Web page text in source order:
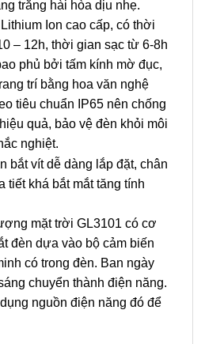
trắng hài hòa dịu nhẹ.
Ion cao cấp, có thời
– 12h, thời gian sạc từ 6-8h
phủ bởi tấm kính mờ đục,
trí bằng hoa văn nghệ
tiêu chuẩn IP65 nên chống
quả, bảo vệ đèn khỏi môi
nghiệt.
bắt vít dễ dàng lắp đặt, chân
tiết khá bắt mắt tăng tính
mặt trời GL3101 có cơ
đèn dựa vào bộ cảm biến
có trong đèn. Ban ngày
chuyển thành điện năng.
nguồn điện năng đó để